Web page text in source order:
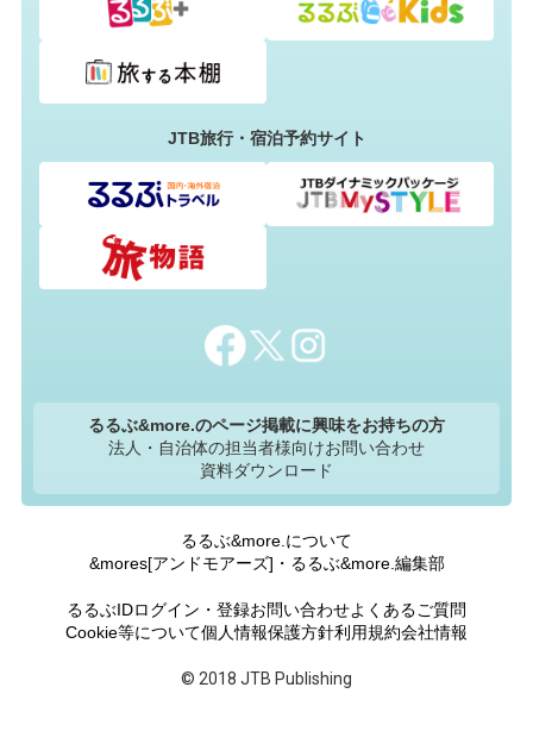
JTB旅行・宿泊予約サイト
るるぶ&more.のページ掲載に興味をお持ちの方
法人・自治体の担当者様向けお問い合わせ
資料ダウンロード
るるぶ&more.について
&mores[アンドモアーズ]・るるぶ&more.編集部
るるぶIDログイン・登録お問い合わせよくあるご質問
Cookie等について個人情報保護方針利用規約会社情報
© 2018 JTB Publishing